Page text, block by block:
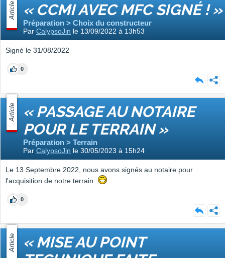
Article « CCMI AVEC MFC SIGNÉ ! »
Préparation > Choix du constructeur
Par CalypsoJin le 13/09/2022 à 13h53
Signé le 31/08/2022
0
Article « PASSAGE AU NOTAIRE
POUR LE TERRAIN »
Préparation > Terrain
Par CalypsoJin le 30/05/2023 à 15h24
Le 13 Septembre 2022, nous avons signés au notaire pour
l'acquisition de notre terrain
0
Article « MISE AU POINT